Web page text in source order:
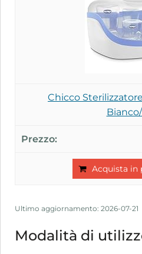
Chicco
Acquista in
Ultimo aggiornamento: 2026-07-21
Modalità di